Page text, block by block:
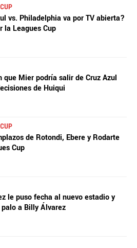
vs. Philadelphia va por TV abierta?
la Leagues Cup
que Mier podría salir de Cruz Azul
de Huiqui
de Rotondi, Ebere y Rodarte
Cup
le puso fecha al nuevo estadio y
a Billy Álvarez